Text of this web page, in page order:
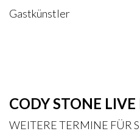
Gastkünstler
CODY STONE LIVE
WEITERE TERMINE FÜR